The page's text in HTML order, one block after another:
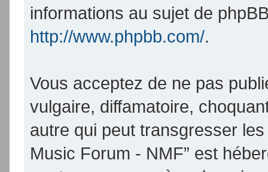
informations au sujet de
http://www.phpbb.com/.
Vous acceptez de ne pas
vulgaire, diffamatoire,
autre qui peut transgresser
Music Forum - NMF” est